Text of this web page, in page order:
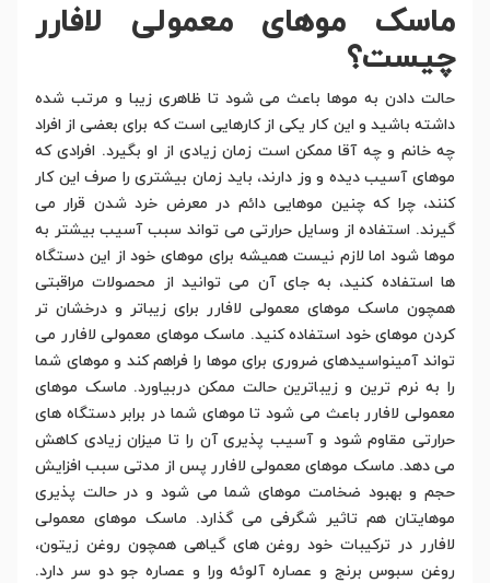
ماسک موهای معمولی لافارر
چیست؟
حالت دادن به موها باعث می شود تا ظاهری زیبا و مرتب شده
داشته باشید و این کار یکی از کارهایی است که برای بعضی از افراد
چه خانم و چه آقا ممکن است زمان زیادی از او بگیرد. افرادی که
موهای آسیب دیده و وز دارند، باید زمان بیشتری را صرف این کار
کنند، چرا که چنین موهایی دائم در معرض خرد شدن قرار می
گیرند. استفاده از وسایل حرارتی می تواند سبب آسیب بیشتر به
موها شود اما لازم نیست همیشه برای موهای خود از این دستگاه
ها استفاده کنید، به جای آن می توانید از محصولات مراقبتی
همچون ماسک موهای معمولی لافارر برای زیباتر و درخشان تر
کردن موهای خود استفاده کنید. ماسک موهای معمولی لافارر می
تواند آمینواسیدهای ضروری برای موها را فراهم کند و موهای شما
را به نرم ترین و زیباترین حالت ممکن دربیاورد. ماسک موهای
معمولی لافارر باعث می شود تا موهای شما در برابر دستگاه های
حرارتی مقاوم شود و آسیب پذیری آن را تا میزان زیادی کاهش
می دهد. ماسک موهای معمولی لافارر پس از مدتی سبب افزایش
حجم و بهبود ضخامت موهای شما می شود و در حالت پذیری
موهایتان هم تاثیر شگرفی می گذارد. ماسک موهای معمولی
لافارر در ترکیبات خود روغن های گیاهی همچون روغن زیتون،
روغن سبوس برنج و عصاره آلوئه ورا و عصاره جو دو سر دارد.